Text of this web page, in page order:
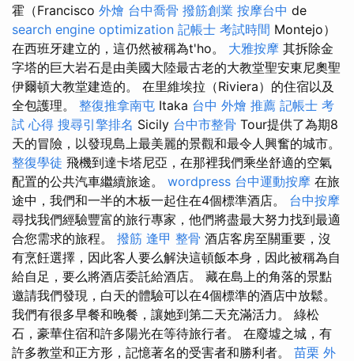
霍（Francisco 外燴 台中喬骨 撥筋創業 按摩台中 de
search engine optimization 記帳士 考試時間 Montejo）
在西班牙建立的，這仍然被稱為t'ho。 大雅按摩 其拆除金
字塔的巨大岩石是由美國大陸最古老的大教堂聖安東尼奧聖
伊爾頓大教堂建造的​​。 在里維埃拉（Riviera）的住宿以及
全包護理。 整復推拿南屯 Itaka 台中 外燴 推薦 記帳士 考
試 心得 搜尋引擎排名 Sicily 台中市整骨 Tour提供了為期8
天的冒險，以發現島上最美麗的景觀和最令人興奮的城市。
整復學徒 飛機到達卡塔尼亞，在那裡我們乘坐舒適的空氣
配置的公共汽車繼續旅途。 wordpress 台中運動按摩 在旅
途中，我們和一半的木板一起住在4個標準酒店。 台中按摩
尋找我們經驗豐富的旅行專家，他們將盡最大努力找到最適
合您需求的旅程。 撥筋 逢甲 整骨 酒店客房至關重要，沒
有烹飪選擇，因此客人要么解決這頓飯本身，因此被稱為自
給自足，要么將酒店委託給酒店。 藏在島上的角落的景點
邀請我們發現，白天的體驗可以在4個標準的酒店中放鬆。
我們有很多早餐和晚餐，讓她到第二天充滿活力。 綠松
石，豪華住宿和許多陽光在等待旅行者。 在廢墟之城，有
許多教堂和正方形，記憶著名的受害者和勝利者。 苗栗 外